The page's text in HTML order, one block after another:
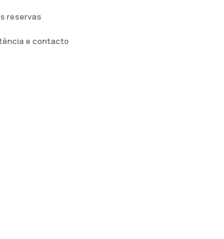
reservas
e contacto